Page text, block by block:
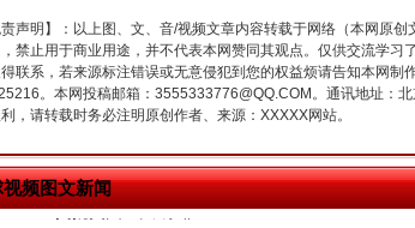
责声明】：以上图、文、音/视频文章内容转载于网络（本网原
禁止用于商业用途，并不代表本网赞同其观点。仅供交流学
联系，若来源标注错误或无意侵犯到您的权益烦请告知本网
。本网投稿邮箱：3555333776@QQ.COM。通讯地址：
，请转载时务必注明原创作者、来源：XXXXX网站。
频图文新闻
揭批美国五大"原罪"